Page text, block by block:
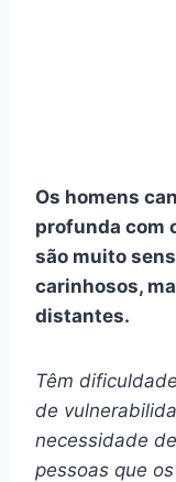
Os homens
profunda com
são muito
carinhosos,
distantes.
Têm
de
necessidade
pessoas que